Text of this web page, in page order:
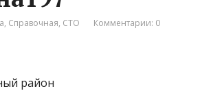
, Справочная, СТО Комментарии: 0
район